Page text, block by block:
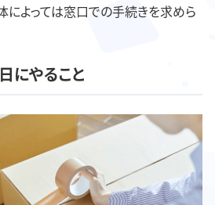
によっては窓口での手続きを求めら
にやること